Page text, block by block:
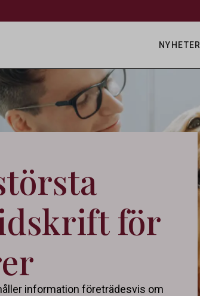
NYHETER
för
information företrädesvis om